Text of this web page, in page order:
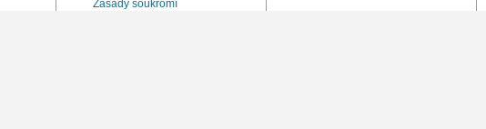
Zásady soukromí